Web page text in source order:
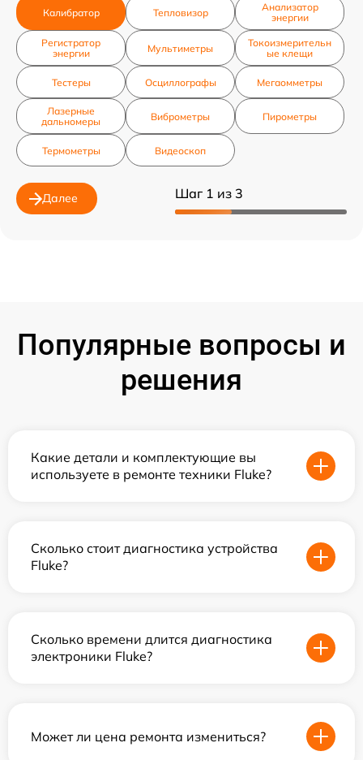
Шаг 1 из 3
Калибратор Тепловизор
Анализатор
энергии
Регистратор
энергии
Мультиметры
Токоизмерительн
ые клещи
Тестеры Осциллографы Мегаомметры
Лазерные
дальномеры
Виброметры Пирометры
Термометры Видеоскоп
Далее
Популярные вопросы и
решения
Какие детали и комплектующие вы
используете в ремонте техники Fluke?
Сколько стоит диагностика устройства
Fluke?
Сколько времени длится диагностика
электроники Fluke?
Может ли цена ремонта измениться?